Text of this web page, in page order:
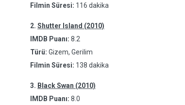
Filmin Süresi: 116 dakika
2. Shutter Island (2010)
IMDB Puanı: 8.2
Türü: Gizem, Gerilim
Filmin Süresi: 138 dakika
3. Black Swan (2010)
IMDB Puanı: 8.0